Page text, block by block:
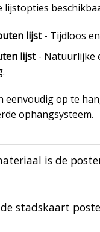
lijstopties
lijst- Tijdloos
lijst- Natuurlijke
eenvoudig op te
ophangsysteem.
is de
stadskaart